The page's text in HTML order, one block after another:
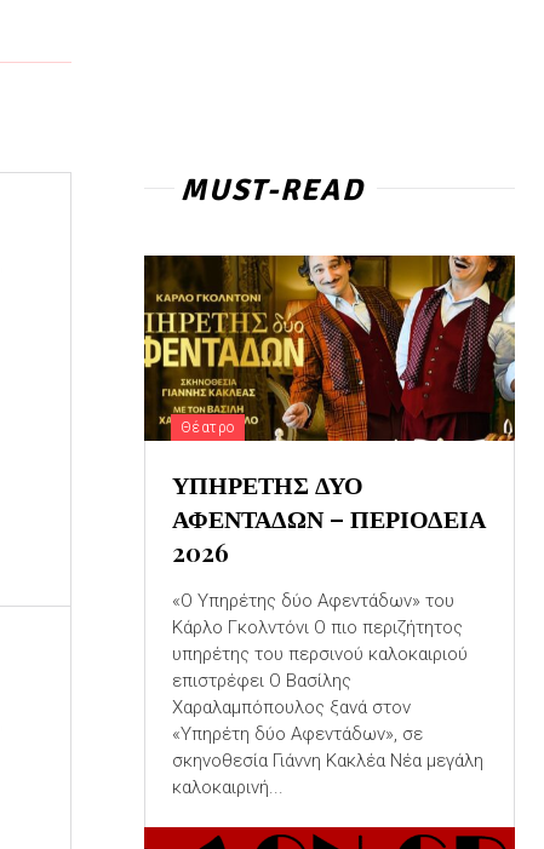
MUST-READ
Θέατρο
ΥΠΗΡΕΤΗΣ ΔΥΟ
ΑΦΕΝΤΑΔΩΝ – ΠΕΡΙΟΔΕΙΑ
2026
«Ο Υπηρέτης δύο Αφεντάδων» του
Κάρλο Γκολντόνι Ο πιο περιζήτητος
υπηρέτης του περσινού καλοκαιριού
επιστρέφει Ο Βασίλης
Χαραλαμπόπουλος ξανά στον
«Υπηρέτη δύο Αφεντάδων», σε
σκηνοθεσία Γιάννη Κακλέα Νέα μεγάλη
καλοκαιρινή...